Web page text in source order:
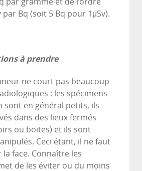
par Bq (soit 5 Bq pour 1μSv).
à prendre
ne court pas beaucoup
: les spécimens
sont en général petits, ils
dans des lieux fermés
ou boites) et ils sont
Ceci étant, il ne faut
la face. Connaître les
de les éviter ou du moins